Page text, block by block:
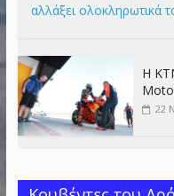
αλλάξει ολοκληρωτικά
Η
22